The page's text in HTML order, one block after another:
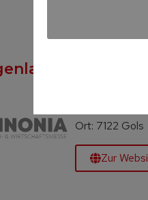
Expo /
Ort: 7122 Gols
Zur